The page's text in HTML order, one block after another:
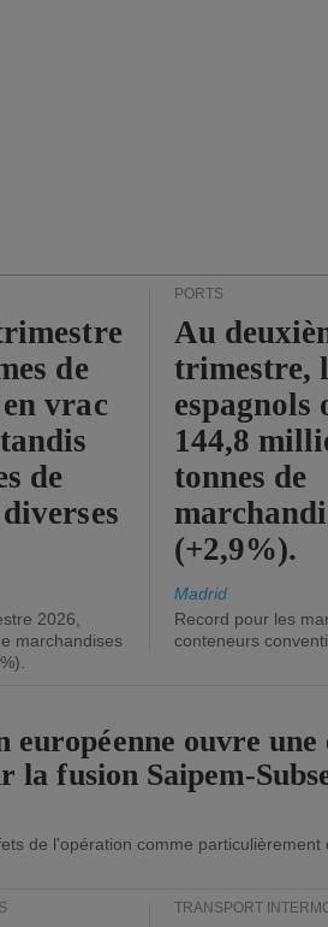
de
vrac
de
2026,
marchandises
PORTS
Au
trimestre,
144,8
tonnes de
(+2,9%).
Madrid
Record pour les
conteneurs
européenne ouvre une
la fusion Saipem-
de l'opération comme
TRANSPORT